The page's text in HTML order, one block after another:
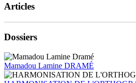
Articles
Dossiers
Mamadou Lamine DRAMÉ